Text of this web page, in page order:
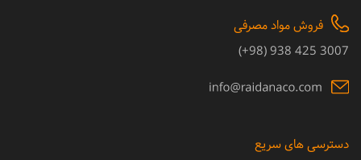
فروش مواد مصرفی
3007 425 938 (98+)
دسترسی های سریع